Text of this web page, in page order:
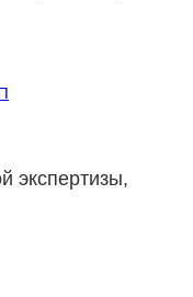
экспертизы,